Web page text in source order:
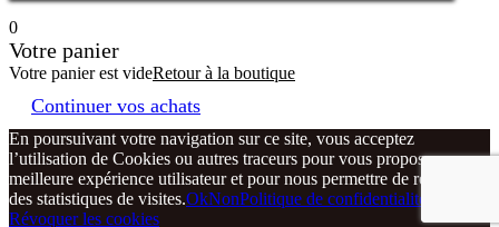
0
Votre panier
Votre panier est videRetour à la boutique
Continuer vos achats
En poursuivant votre navigation sur ce site, vous acceptez
l’utilisation de Cookies ou autres traceurs pour vous proposer une
meilleure expérience utilisateur et pour nous permettre de réaliser
des statistiques de visites.OkNonPolitique de confidentialité
Révoquer les cookies